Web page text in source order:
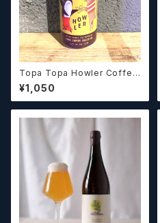
Topa Topa Howler Coffee
Double IPA / ハウラー コーヒ
ー ダブルIPA
¥1,050